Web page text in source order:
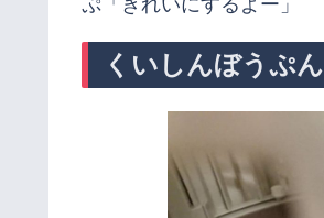
くいしんぼうぷん